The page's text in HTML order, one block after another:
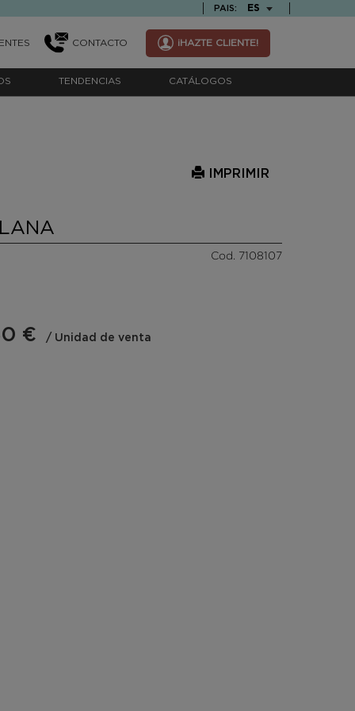
PAIS: TEXT.LANGUAGE
ES
CONTACTO ¡HAZTE CLIENTE!
TENDENCIAS CATÁLOGOS
IMPRIMIR
Cod. 7108107
€ / Unidad de venta